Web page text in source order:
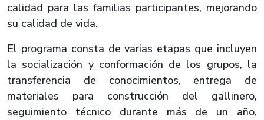
calidad para las familias participantes, mejorando
su calidad de vida.
El programa consta de varias etapas que incluyen
la socialización y conformación de los grupos, la
transferencia de conocimientos, entrega de
materiales para construcción del gallinero,
seguimiento técnico durante más de un año,